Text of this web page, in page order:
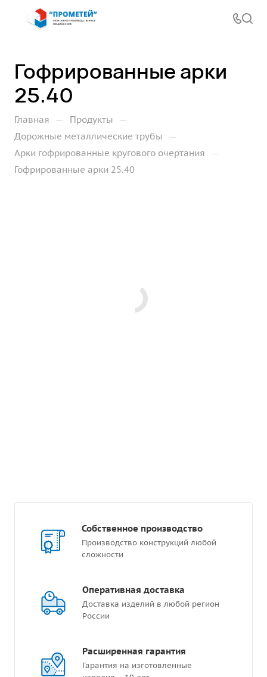
Гофрированные арки
25.40
Главная — Продукты —
Дорожные металлические трубы —
Арки гофрированные кругового очертания —
Гофрированные арки 25.40
Собственное производство
Производство конструкций любой
сложности
Оперативная доставка
Доставка изделий в любой регион
России
Расширенная гарантия
Гарантия на изготовленные